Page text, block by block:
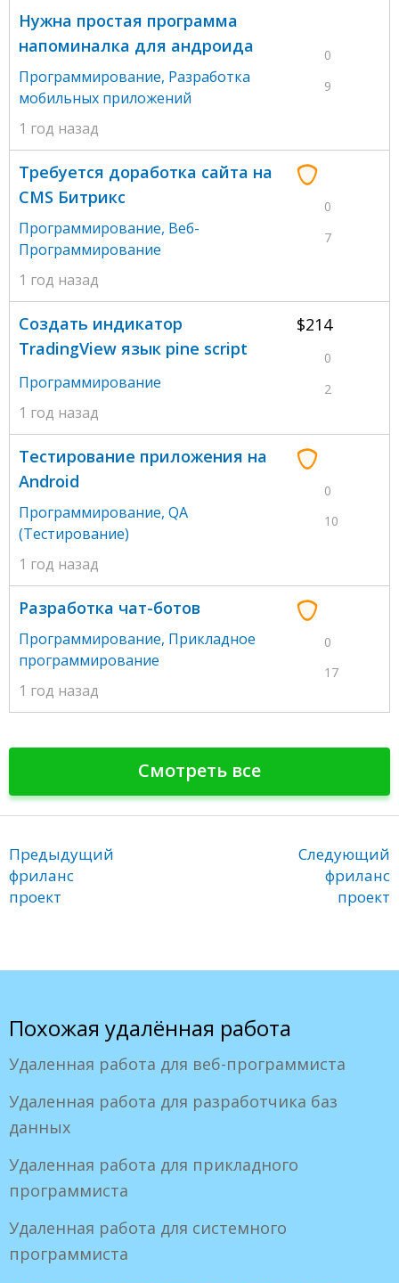
0
9
Нужна простая программа
напоминалка для андроида
Программирование, Разработка
мобильных приложений
1 год назад
0
7
Требуется доработка сайта на
CMS Битрикс
Программирование, Веб-
Программирование
1 год назад
$214
0
2
Создать индикатор
TradingView язык pine script
Программирование
1 год назад
0
10
Тестирование приложения на
Android
Программирование, QA
(Тестирование)
1 год назад
0
17
Разработка чат-ботов
Программирование, Прикладное
программирование
1 год назад
Смотреть все
Предыдущий
фриланс
проект
Следующий
фриланс
проект
Похожая удалённая работа
Удаленная работа для веб-программиста
Удаленная работа для разработчика баз
данных
Удаленная работа для прикладного
программиста
Удаленная работа для системного
программиста